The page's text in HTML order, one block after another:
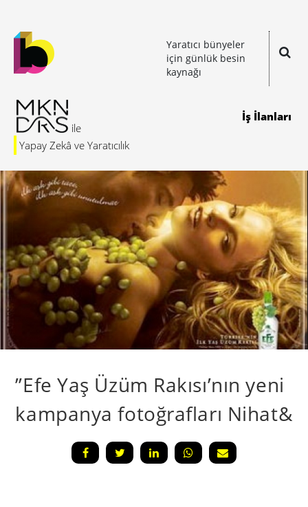
Yaratıcı bünyeler
için günlük besin
kaynağı
Yapay Zekâ ve Yaratıcılık
İş İlanları
”Efe Yaş Üzüm Rakısı’nın yeni
kampanya fotoğrafları Nihat&